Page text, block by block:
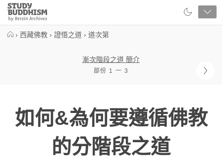
Close
Study
Buddhism
› 西藏佛教 › 證悟之道 › 道次第
漸次階段之道 簡介
部份 1 一 3
如何&為何要遵循佛教
的分階段之道